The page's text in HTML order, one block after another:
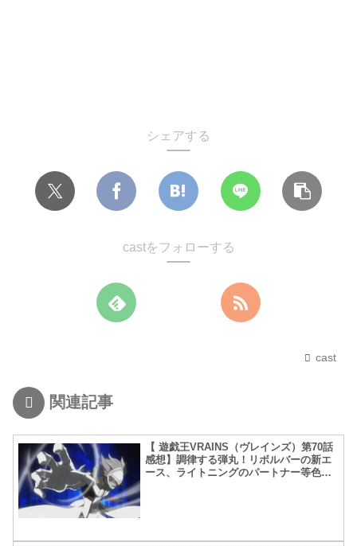
シェアする
castをフォローする
cast
関連記事
【 遊戯王VRAINS（ヴレインズ）第70話
感想】調律する弾丸！リボルバーの新エ
ース、ライトニングのパートナー等色々